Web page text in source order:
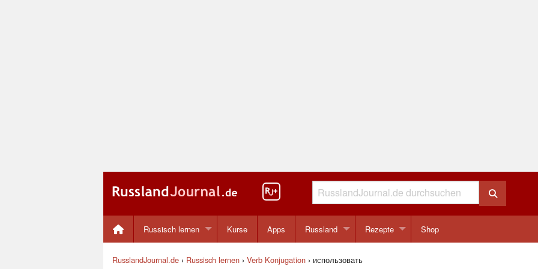
Russisch lernen Kurse Apps Russland Rezepte Shop
RusslandJournal.de › Russisch lernen › Verb Konjugation › использовать